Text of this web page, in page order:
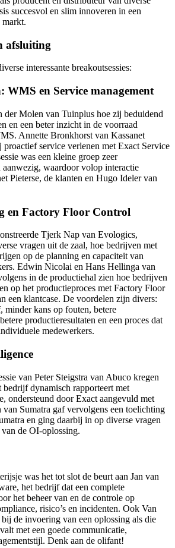
succesvol en slim innoveren in een
markt.
afsluiting
interessante breakoutsessies:
WMS en Service management
der Molen van Tuinplus hoe zij beduidend
en een beter inzicht in de voorraad
Annette Bronkhorst van Kassanet
proactief service verlenen met Exact Service
was een kleine groep zeer
aanwezig, waardoor volop interactie
Pieterse, de klanten en Hugo Ideler van
en Factory Floor Control
Tjerk Nap van Evologics,
vragen uit de zaal, hoe bedrijven met
op de planning en capaciteit van
Edwin Nicolai en Hans Hellinga van
in de productiehal zien hoe bedrijven
op het productieproces met Factory Floor
een klantcase. De voordelen zijn divers:
minder kans op fouten, betere
productieresultaten en een proces dat
medewerkers.
van Peter Steigstra van Abuco kregen
bedrijf dynamisch rapporteert met
ondersteund door Exact aangevuld met
Sumatra gaf vervolgens een toelichting
en ging daarbij in op diverse vragen
de OI-oplossing.
was het tot slot de beurt aan Jan van
het bedrijf dat een complete
het beheer van en de controle op
risico’s en incidenten. Ook Van
de invoering van een oplossing als die
met een goede communicatie,
Denk aan de olifant!